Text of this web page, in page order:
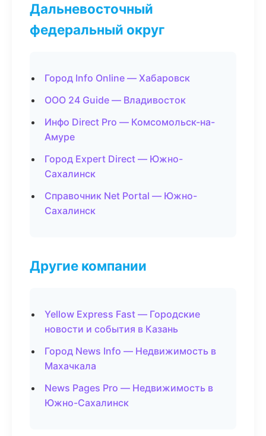
Дальневосточный
федеральный округ
Город Info Online — Хабаровск
ООО 24 Guide — Владивосток
Инфо Direct Pro — Комсомольск-на-
Амуре
Город Expert Direct — Южно-
Сахалинск
Справочник Net Portal — Южно-
Сахалинск
Другие компании
Yellow Express Fast — Городские
новости и события в Казань
Город News Info — Недвижимость в
Махачкала
News Pages Pro — Недвижимость в
Южно-Сахалинск